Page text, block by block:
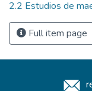
2.2 Estudios de
Full item page